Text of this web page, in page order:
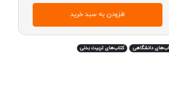
افزودن به سبد خرید
دانشگاهی کتاب‌های تربیت بدنی